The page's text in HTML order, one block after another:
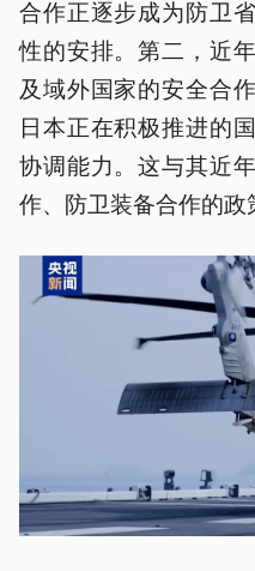
合作正逐步成为防卫
性的安排。第二，近
及域外国家的安全合
日本正在积极推进的
协调能力。这与其近
作、防卫装备合作的政